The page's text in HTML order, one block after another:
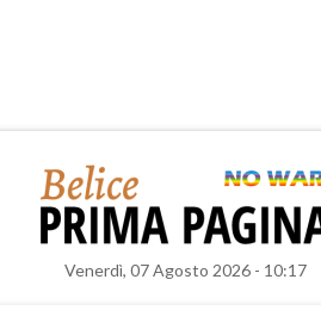
Venerdì, 07 Agosto 2026 - 10:17